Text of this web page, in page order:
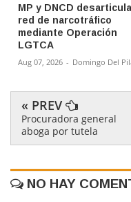
MP y DNCD
red de narcotráfico
mediante Operación
LGTCA
Aug 07, 2026 - Domingo Del
« PREV
Procuradora general
aboga por tutela
NO HAY